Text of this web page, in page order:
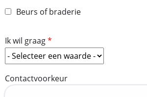
Beurs of braderie
Ik wil graag
Contactvoorkeur